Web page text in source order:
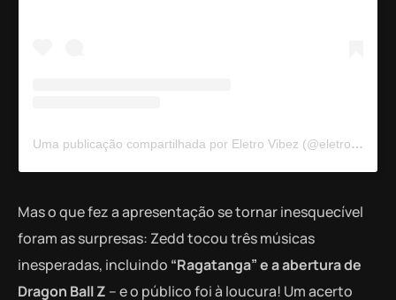
Uma publicação compartilhada por Eletro Vibez (@eletrovibez)
Mas o que fez a apresentação se tornar inesquecível
foram as surpresas: Zedd tocou três músicas
inesperadas, incluindo “Ragatanga” e a abertura de
Dragon Ball Z – e o público foi à loucura! Um acerto